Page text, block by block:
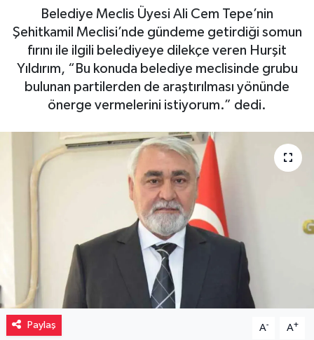
Belediye Meclis Üyesi Ali Cem Tepe’nin
Şehitkamil Meclisi’nde gündeme getirdiği somun
fırını ile ilgili belediyeye dilekçe veren Hurşit
Yıldırım, “Bu konuda belediye meclisinde grubu
bulunan partilerden de araştırılması yönünde
önerge vermelerini istiyorum.” dedi.
Paylaş A- A+
Gündem
Haberler
Kültür Sanat
Magazin
Müzik
Resmi İlanlar
Sağlık
Sinemalar
Son Dakika Haberleri
Haber Arşivi